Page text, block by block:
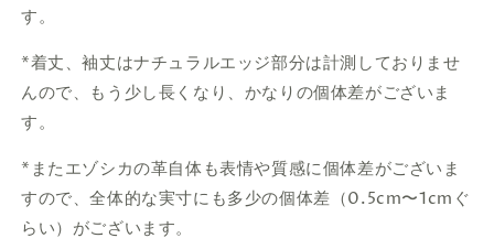
す。
*着丈、袖丈はナチュラルエッジ部分は計測しておりませ
んので、もう少し長くなり、かなりの個体差がございま
す。
*またエゾシカの革自体も表情や質感に個体差がございま
すので、全体的な実寸にも多少の個体差（0.5cm〜1cmぐ
らい）がございます。